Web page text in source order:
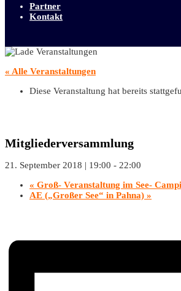
Partner
Kontakt
« Alle Veranstaltungen
Diese Veranstaltung hat bereits
Mitgliederversammlung
21. September 2018 | 19:00 - 22:00
« Groß- Veranstaltung im See-
AE („Großer See“ in Pahna) »